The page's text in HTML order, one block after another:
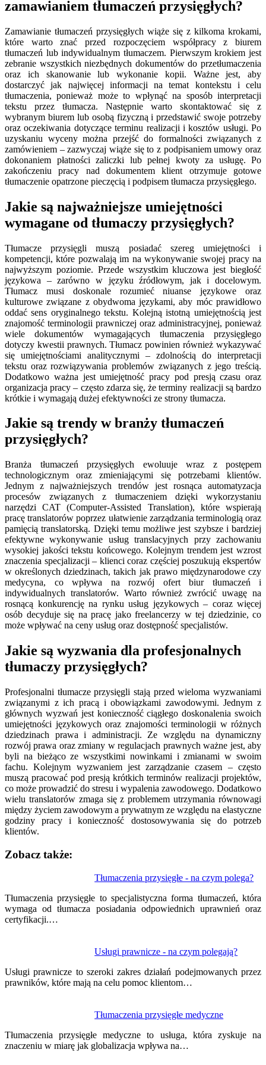
zamawianiem tłumaczeń przysięgłych?
Zamawianie tłumaczeń przysięgłych wiąże się z kilkoma krokami,
które warto znać przed rozpoczęciem współpracy z biurem
tłumaczeń lub indywidualnym tłumaczem. Pierwszym krokiem jest
zebranie wszystkich niezbędnych dokumentów do przetłumaczenia
oraz ich skanowanie lub wykonanie kopii. Ważne jest, aby
dostarczyć jak najwięcej informacji na temat kontekstu i celu
tłumaczenia, ponieważ może to wpłynąć na sposób interpretacji
tekstu przez tłumacza. Następnie warto skontaktować się z
wybranym biurem lub osobą fizyczną i przedstawić swoje potrzeby
oraz oczekiwania dotyczące terminu realizacji i kosztów usługi. Po
uzyskaniu wyceny można przejść do formalności związanych z
zamówieniem – zazwyczaj wiąże się to z podpisaniem umowy oraz
dokonaniem płatności zaliczki lub pełnej kwoty za usługę. Po
zakończeniu pracy nad dokumentem klient otrzymuje gotowe
tłumaczenie opatrzone pieczęcią i podpisem tłumacza przysięgłego.
Jakie są najważniejsze umiejętności
wymagane od tłumaczy przysięgłych?
Tłumacze przysięgli muszą posiadać szereg umiejętności i
kompetencji, które pozwalają im na wykonywanie swojej pracy na
najwyższym poziomie. Przede wszystkim kluczowa jest biegłość
językowa – zarówno w języku źródłowym, jak i docelowym.
Tłumacz musi doskonale rozumieć niuanse językowe oraz
kulturowe związane z obydwoma językami, aby móc prawidłowo
oddać sens oryginalnego tekstu. Kolejną istotną umiejętnością jest
znajomość terminologii prawniczej oraz administracyjnej, ponieważ
wiele dokumentów wymagających tłumaczenia przysięgłego
dotyczy kwestii prawnych. Tłumacz powinien również wykazywać
się umiejętnościami analitycznymi – zdolnością do interpretacji
tekstu oraz rozwiązywania problemów związanych z jego treścią.
Dodatkowo ważna jest umiejętność pracy pod presją czasu oraz
organizacja pracy – często zdarza się, że terminy realizacji są bardzo
krótkie i wymagają dużej efektywności ze strony tłumacza.
Jakie są trendy w branży tłumaczeń
przysięgłych?
Branża tłumaczeń przysięgłych ewoluuje wraz z postępem
technologicznym oraz zmieniającymi się potrzebami klientów.
Jednym z najważniejszych trendów jest rosnąca automatyzacja
procesów związanych z tłumaczeniem dzięki wykorzystaniu
narzędzi CAT (Computer-Assisted Translation), które wspierają
pracę translatorów poprzez ułatwienie zarządzania terminologią oraz
pamięcią translatorską. Dzięki temu możliwe jest szybsze i bardziej
efektywne wykonywanie usług translacyjnych przy zachowaniu
wysokiej jakości tekstu końcowego. Kolejnym trendem jest wzrost
znaczenia specjalizacji – klienci coraz częściej poszukują ekspertów
w określonych dziedzinach, takich jak prawo międzynarodowe czy
medycyna, co wpływa na rozwój ofert biur tłumaczeń i
indywidualnych translatorów. Warto również zwrócić uwagę na
rosnącą konkurencję na rynku usług językowych – coraz więcej
osób decyduje się na pracę jako freelancerzy w tej dziedzinie, co
może wpływać na ceny usług oraz dostępność specjalistów.
Jakie są wyzwania dla profesjonalnych
tłumaczy przysięgłych?
Profesjonalni tłumacze przysięgli stają przed wieloma wyzwaniami
związanymi z ich pracą i obowiązkami zawodowymi. Jednym z
głównych wyzwań jest konieczność ciągłego doskonalenia swoich
umiejętności językowych oraz znajomości terminologii w różnych
dziedzinach prawa i administracji. Ze względu na dynamiczny
rozwój prawa oraz zmiany w regulacjach prawnych ważne jest, aby
byli na bieżąco ze wszystkimi nowinkami i zmianami w swoim
fachu. Kolejnym wyzwaniem jest zarządzanie czasem – często
muszą pracować pod presją krótkich terminów realizacji projektów,
co może prowadzić do stresu i wypalenia zawodowego. Dodatkowo
wielu translatorów zmaga się z problemem utrzymania równowagi
między życiem zawodowym a prywatnym ze względu na elastyczne
godziny pracy i konieczność dostosowywania się do potrzeb
klientów.
Zobacz także:
Tłumaczenia przysięgłe - na czym polega?
Tłumaczenia przysięgłe to specjalistyczna forma tłumaczeń, która
wymaga od tłumacza posiadania odpowiednich uprawnień oraz
certyfikacji.…
Usługi prawnicze - na czym polegają?
Usługi prawnicze to szeroki zakres działań podejmowanych przez
prawników, które mają na celu pomoc klientom…
Tłumaczenia przysięgłe medyczne
Tłumaczenia przysięgłe medyczne to usługa, która zyskuje na
znaczeniu w miarę jak globalizacja wpływa na…
wpisu